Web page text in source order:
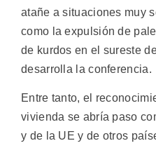
atañe a situaciones muy
como la expulsión de
de kurdos en el sureste
desarrolla la conferencia.
Entre tanto, el
vivienda se abría paso
y de la UE y de otros